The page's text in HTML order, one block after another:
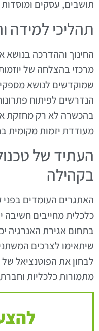
תושבים, עסקים ומוסדות
תהליכי למידה
החינוך וההדרכה בנושא
מרכזי בהצלחה של
שמוקדשים לנושא
הנדרשים לפיתוח
בהכשרה לא רק מחזקת
מעודדת יזמות מקומית
העתיד של
בקהילה
האתגרים העומדים בפני
כלכלית מחייבים חשיבה
בתחום אגירת האנרגיה
שיתאימו לצרכים
לבחון את הפוטנציאל של
מתמורות כלכליות